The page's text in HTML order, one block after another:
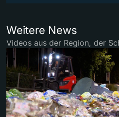
Weitere News
Videos aus der Region, der